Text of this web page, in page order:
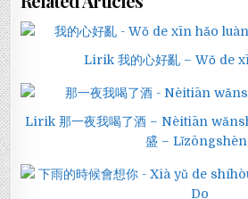
Lirik 我的心好亂 – Wǒ de
Lirik 那一夜我喝了酒 – Nèitiān
盛 –